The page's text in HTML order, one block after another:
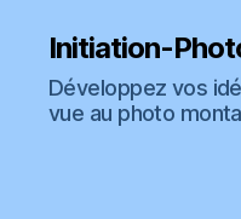
Initiation-
Développez vos
vue au photo